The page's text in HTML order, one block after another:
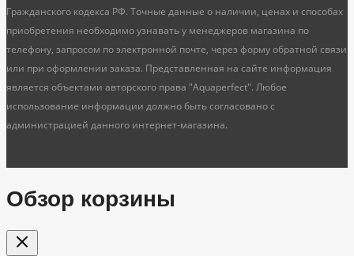
Гражданского кодекса РФ. Точные данные о наличии, ценах и способах
приобретения необходимо узнавать у менеджеров магазина по
телефону, запросом по электронной почте, через форму обратной связи
или при оформлении заказа. Представленная на сайте информация
является объектами авторского права "Aquaperfect". Любое
использование информации должно быть согласовано с
администрацией данного интернет-магазина.
Обзор корзины